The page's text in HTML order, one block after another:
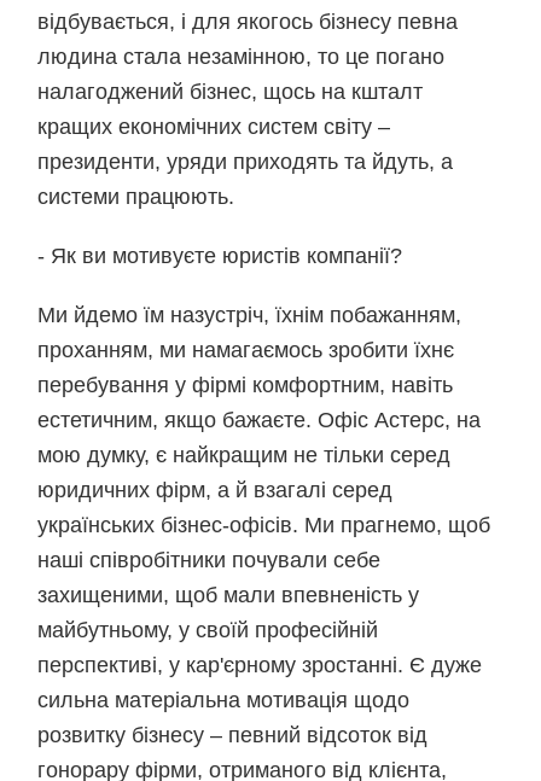
відбувається, і для якогось бізнесу певна
людина стала незамінною, то це погано
налагоджений бізнес, щось на кшталт
кращих економічних систем світу –
президенти, уряди приходять та йдуть, а
системи працюють.
- Як ви мотивуєте юристів компанії?
Ми йдемо їм назустріч, їхнім побажанням,
проханням, ми намагаємось зробити їхнє
перебування у фірмі комфортним, навіть
естетичним, якщо бажаєте. Офіс Астерс, на
мою думку, є найкращим не тільки серед
юридичних фірм, а й взагалі серед
українських бізнес-офісів. Ми прагнемо, щоб
наші співробітники почували себе
захищеними, щоб мали впевненість у
майбутньому, у своїй професійній
перспективі, у кар'єрному зростанні. Є дуже
сильна матеріальна мотивація щодо
розвитку бізнесу – певний відсоток від
гонорару фірми, отриманого від клієнта,